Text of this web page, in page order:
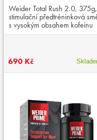
Weider Total Rush 2.0, 375g,
stimulační předtréninková
s vysokým obsahem kofeinu
690 Kč